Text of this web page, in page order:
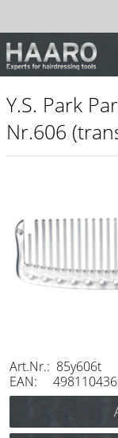
Scheren
Joewell
Konayuki
Y.S. Park
Messer / Klingen
Feather
e-kwip
Y.S. Park
Nr.606
Art.Nr.: 85y606t
EAN: